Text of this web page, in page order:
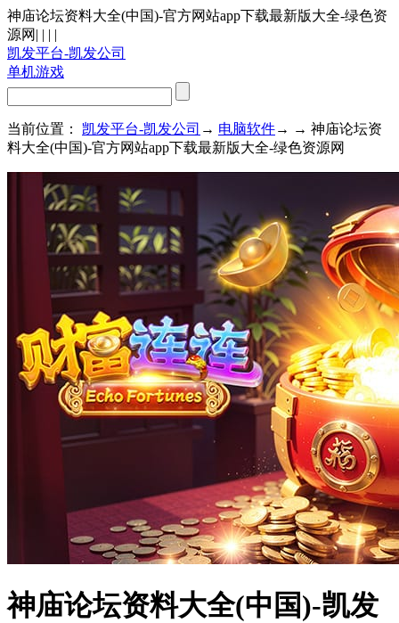
神庙论坛资料大全(中国)-官方网站app下载最新版大全-绿色资
源网 | | | |
凯发平台-凯发公司
单机游戏
当前位置： 凯发平台-凯发公司 → 电脑软件→ → 神庙论坛资
料大全(中国)-官方网站app下载最新版大全-绿色资源网
神庙论坛资料大全(中国)-凯发